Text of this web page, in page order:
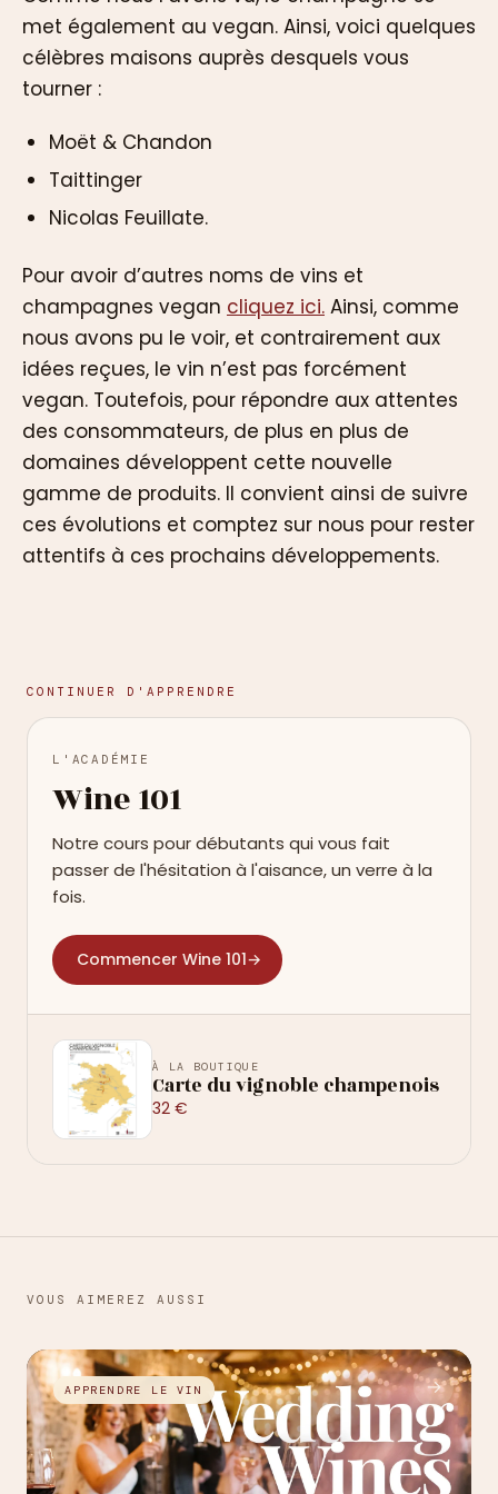
met également au vegan. Ainsi, voici quelques
célèbres maisons auprès desquels vous
tourner :
Moët & Chandon
Taittinger
Nicolas Feuillate.
Pour avoir d’autres noms de vins et
champagnes vegan cliquez ici. Ainsi, comme
nous avons pu le voir, et contrairement aux
idées reçues, le vin n’est pas forcément
vegan. Toutefois, pour répondre aux attentes
des consommateurs, de plus en plus de
domaines développent cette nouvelle
gamme de produits. Il convient ainsi de suivre
ces évolutions et comptez sur nous pour rester
attentifs à ces prochains développements.
CONTINUER D'APPRENDRE
L'ACADÉMIE
Wine 101
Notre cours pour débutants qui vous fait
passer de l'hésitation à l'aisance, un verre à la
fois.
Commencer Wine 101→
À LA BOUTIQUE
Carte du vignoble champenois
32 €
VOUS AIMEREZ AUSSI
APPRENDRE LE VIN →